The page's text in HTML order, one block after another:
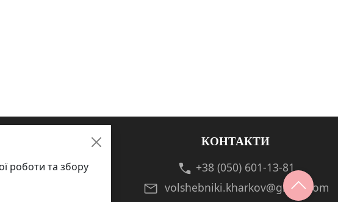
КОНТАКТИ
+38 (050) 601-13-81
volshebniki.kharkov@gmail.com
роботи та збору